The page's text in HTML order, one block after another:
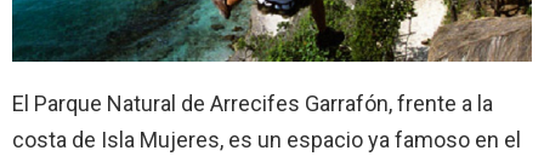
El Parque Natural de Arrecifes Garrafón, frente a la
costa de Isla Mujeres, es un espacio ya famoso en el